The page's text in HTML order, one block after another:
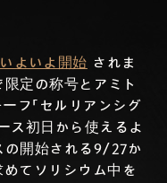
よいよ開始 されま
定の称号とアミト
ーフ「セルリアンシグ
ス初日から使えるよ
の開始される9/27か
めてソリシウム中を